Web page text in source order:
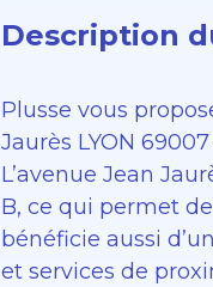
Description
Plusse vous
Jaurès LYON
L’avenue Jean
B, ce qui permet
bénéficie aussi
et services de